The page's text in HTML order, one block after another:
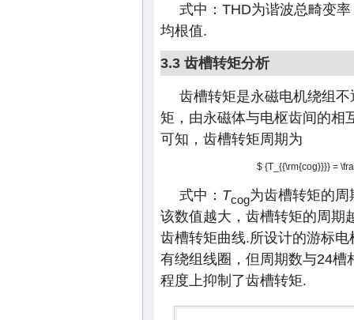
式中：THD为谐波总畸变率
均根值.
3.3 齿槽转矩分析
齿槽转矩是永磁电机绕组
矩，由永磁体与电枢齿间的相
可知，齿槽转矩周期为
$ {T_{{\rm{cog}}}} =
式中： Tcog为齿槽转矩的周
该数值越大，齿槽转矩的周期
齿槽转矩曲线.所设计的游标
有绕组线圈，但周期数与24
程度上抑制了齿槽转矩.